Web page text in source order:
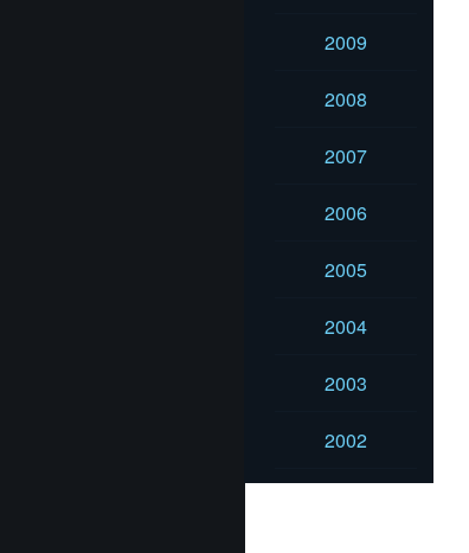
2009
2008
2007
2006
2005
2004
2003
2002